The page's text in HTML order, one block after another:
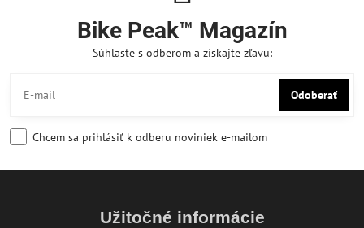
Bike Peak™ Magazín
Súhlaste s odberom a získajte zľavu:
Odoberať
Chcem sa prihlásiť k odberu noviniek e-mailom
Užitočné informácie